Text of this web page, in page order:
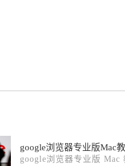
google浏览器专业版Mac
google浏览器专业版 Mac